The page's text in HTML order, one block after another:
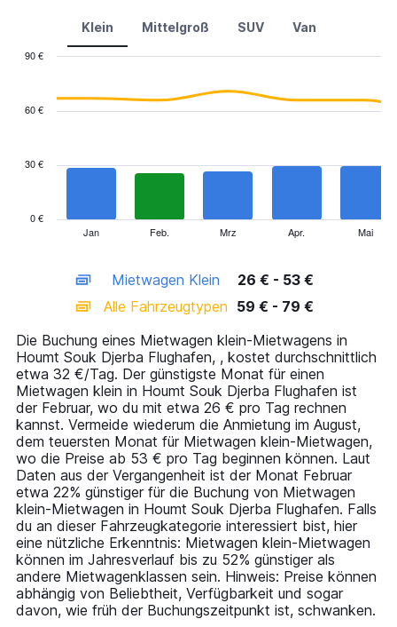
Klein Mittelgroß SUV Van
has
displaying
categories.
14
categories.
The
chart
has
1
Y
axis
displaying
values.
Range:
0
to
90.
Jan Feb. Mrz Apr. Mai
0 €
30 €
60 €
90 €
Mietwagen Klein
26 € - 53 €
Alle Fahrzeugtypen 59 € - 79 €
Die Buchung eines Mietwagen klein-Mietwagens in
Houmt Souk Djerba Flughafen, , kostet durchschnittlich
etwa 32 €/Tag. Der günstigste Monat für einen
Mietwagen klein in Houmt Souk Djerba Flughafen ist
der Februar, wo du mit etwa 26 € pro Tag rechnen
kannst. Vermeide wiederum die Anmietung im August,
dem teuersten Monat für Mietwagen klein-Mietwagen,
wo die Preise ab 53 € pro Tag beginnen können. Laut
Daten aus der Vergangenheit ist der Monat Februar
etwa 22% günstiger für die Buchung von Mietwagen
klein-Mietwagen in Houmt Souk Djerba Flughafen. Falls
du an dieser Fahrzeugkategorie interessiert bist, hier
eine nützliche Erkenntnis: Mietwagen klein-Mietwagen
können im Jahresverlauf bis zu 52% günstiger als
andere Mietwagenklassen sein. Hinweis: Preise können
abhängig von Beliebtheit, Verfügbarkeit und sogar
davon, wie früh der Buchungszeitpunkt ist, schwanken.